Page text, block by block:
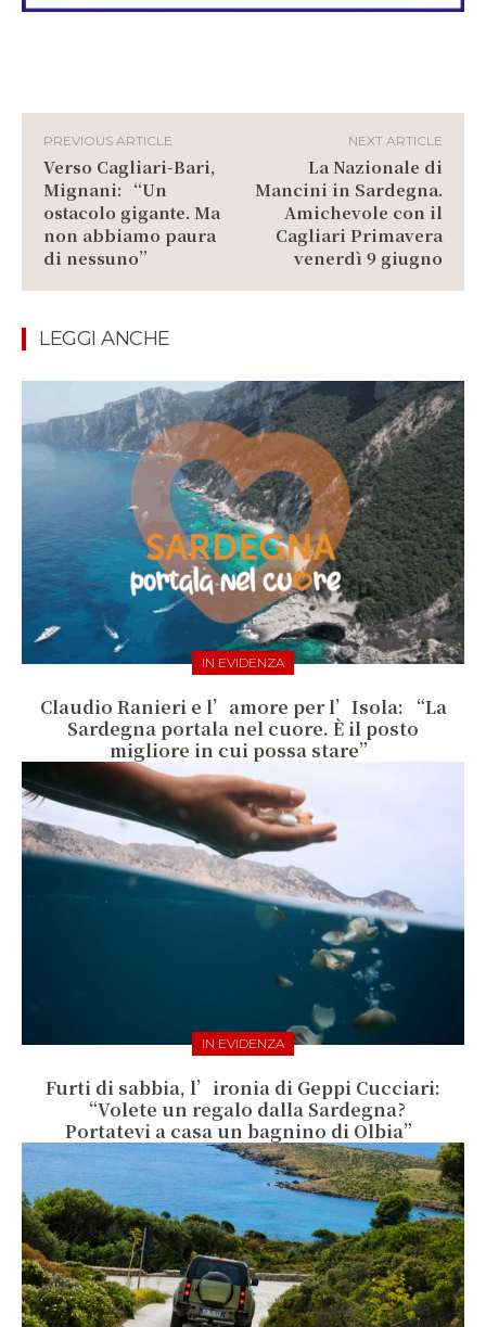
PREVIOUS ARTICLE
Verso Cagliari-Bari,
Mignani: “Un
ostacolo gigante. Ma
non abbiamo paura
di nessuno”
NEXT ARTICLE
La Nazionale di
Mancini in Sardegna.
Amichevole con il
Cagliari Primavera
venerdì 9 giugno
LEGGI ANCHE
IN EVIDENZA
Claudio Ranieri e l’amore per l’Isola: “La
Sardegna portala nel cuore. È il posto
migliore in cui possa stare”
IN EVIDENZA
Furti di sabbia, l’ironia di Geppi Cucciari:
“Volete un regalo dalla Sardegna?
Portatevi a casa un bagnino di Olbia”